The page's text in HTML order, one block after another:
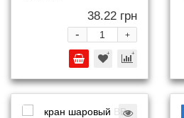
38.22 грн
+
-